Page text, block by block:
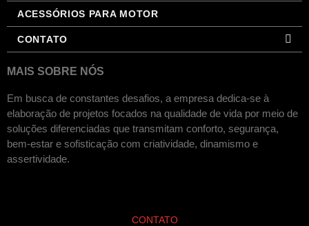
ACESSÓRIOS PARA MOTOR
CONTATO
MAIS SOBRE NÓS
Em busca de constantes desafios, a empresa dedica-se à
elaboração de projetos focados na qualidade de vida por meio de
soluções diferenciadas que transmitam conforto, segurança,
bem-estar e sofisticação com criatividade, dinamismo e
assertividade.
CONTATO